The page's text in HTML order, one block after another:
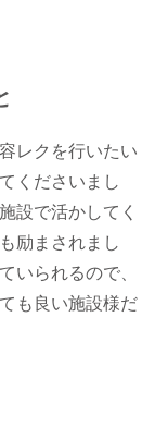
レクを行いたい
くださいまし
設で活かしてく
励まされまし
いられるので、
も良い施設様だ